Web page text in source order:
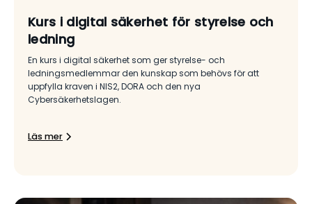
Kurs i digital säkerhet för styrelse och
ledning
En kurs i digital säkerhet som ger styrelse- och
ledningsmedlemmar den kunskap som behövs för att
uppfylla kraven i NIS2, DORA och den nya
Cybersäkerhetslagen.
Läs mer